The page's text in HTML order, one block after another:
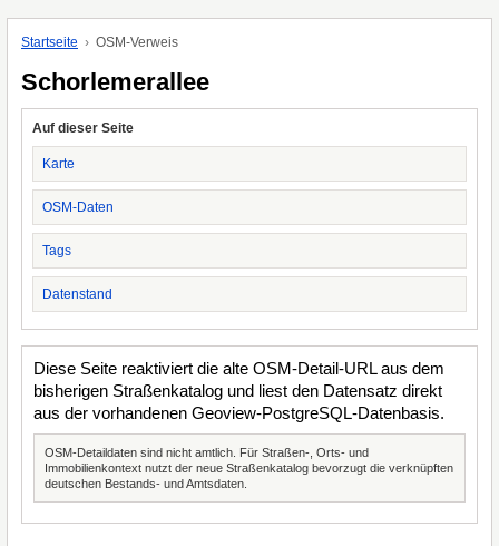
Startseite OSM-Verweis
Schorlemerallee
Auf dieser Seite
Karte
OSM-Daten
Tags
Datenstand
Diese Seite reaktiviert die alte OSM-Detail-URL aus dem
bisherigen Straßenkatalog und liest den Datensatz direkt
aus der vorhandenen Geoview-PostgreSQL-Datenbasis.
OSM-Detaildaten sind nicht amtlich. Für Straßen-, Orts- und
Immobilienkontext nutzt der neue Straßenkatalog bevorzugt die verknüpften
deutschen Bestands- und Amtsdaten.